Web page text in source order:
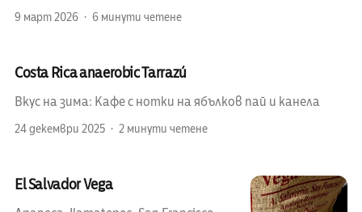
9 март 2026 6 минути четене
Costa Rica anaerobic Tarrazú
Вкус на зима: Кафе с нотки на ябълков пай и канела
24 декември 2025 2 минути четене
El Salvador Vega